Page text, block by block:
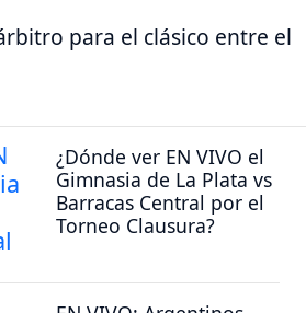
para el clásico entre el
¿Dónde ver EN VIVO el
Gimnasia de La Plata vs
Barracas Central por el
Torneo Clausura?